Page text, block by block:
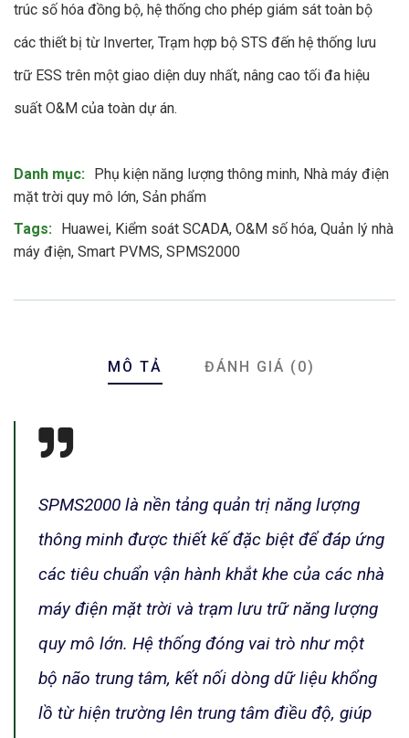
trúc số hóa đồng bộ, hệ thống cho phép giám sát toàn bộ
các thiết bị từ Inverter, Trạm hợp bộ STS đến hệ thống lưu
trữ ESS trên một giao diện duy nhất, nâng cao tối đa hiệu
suất O&M của toàn dự án.
Danh mục: Phụ kiện năng lượng thông minh, Nhà máy điện
mặt trời quy mô lớn, Sản phẩm
Tags:
Huawei, Kiểm soát SCADA, O&M số hóa, Quản lý nhà
máy điện, Smart PVMS, SPMS2000
MÔ TẢ ĐÁNH GIÁ (0)
SPMS2000 là nền tảng quản trị năng lượng
thông minh được thiết kế đặc biệt để đáp ứng
các tiêu chuẩn vận hành khắt khe của các nhà
máy điện mặt trời và trạm lưu trữ năng lượng
quy mô lớn. Hệ thống đóng vai trò như một
bộ não trung tâm, kết nối dòng dữ liệu khổng
lồ từ hiện trường lên trung tâm điều độ, giúp